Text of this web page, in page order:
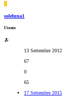
S
soleluna1
Utente
13 Settembre 2012
67
0
65
17 Settembre 2015